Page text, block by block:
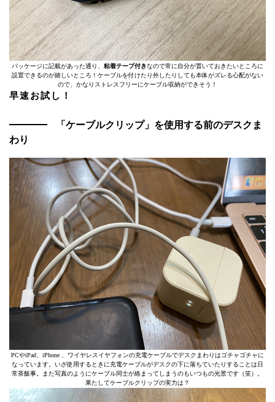
パッケージに記載があった通り、 粘着テープ付きなので常に自分が置いておきたいところに
設置できるのが嬉しいところ！ケーブルを付けたり外したりしても本体がズレる心配がない
ので、かなりストレスフリーにケーブル収納ができそう！
早速お試し！
「ケーブルクリップ」を使用する前のデスクま
わり
PCやiPad、iPhone 、ワイヤレスイヤフォンの充電ケーブルでデスクまわりはゴチャゴチャに
なっています。いざ使用するときに充電ケーブルがデスクの下に落ちていたりすることは日
常茶飯事。また写真のようにケーブル同士が絡まってしまうのもいつもの光景です（笑）。
果たしてケーブルクリップの実力は？